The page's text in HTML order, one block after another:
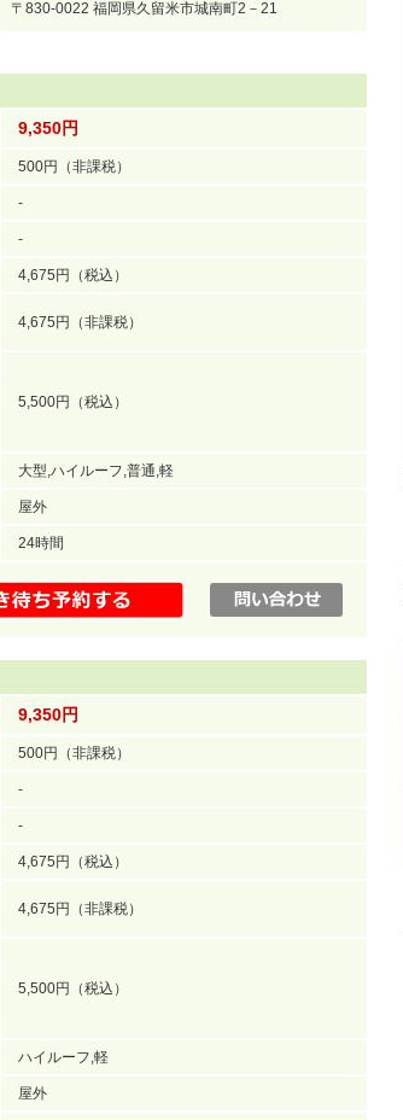
〒830-0022 福岡県久留米市城南町2－21
9,350円
500円（非課税）
-
-
4,675円（税込）
4,675円（非課税）
5,500円（税込）
大型,ハイルーフ,普通,軽
屋外
24時間
9,350円
500円（非課税）
-
-
4,675円（税込）
4,675円（非課税）
5,500円（税込）
ハイルーフ,軽
屋外